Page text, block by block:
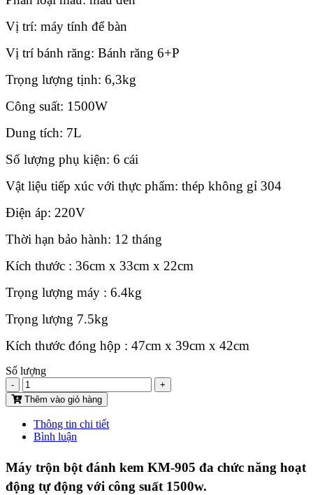
Vị trí: máy tính để bàn
Vị trí bánh răng: Bánh răng 6+P
Trọng lượng tịnh: 6,3kg
Công suất: 1500W
Dung tích: 7L
Số lượng phụ kiện: 6 cái
Vật liệu tiếp xúc với thực phẩm: thép không gỉ 304
Điện áp: 220V
Thời hạn bảo hành: 12 tháng
Kích thước : 36cm x 33cm x 22cm
Trọng lượng máy : 6.4kg
Trọng lượng 7.5kg
Kích thước đóng hộp : 47cm x 39cm x 42cm
Số lượng
-
+
Thêm vào giỏ hàng
Thông tin chi tiết
Bình luận
Máy trộn bột đánh kem KM-905 đa chức năng hoạt
động tự động với công suất 1500w.